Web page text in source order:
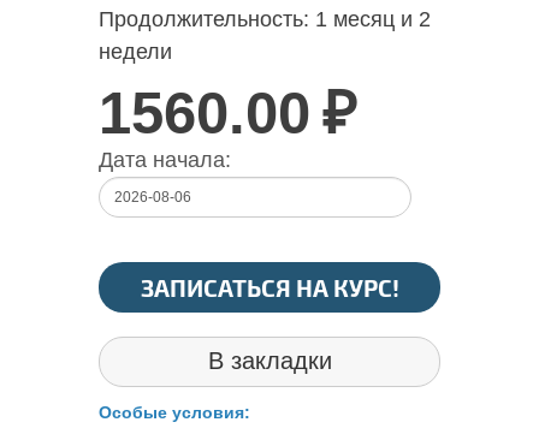
Продолжительность: 1 месяц и 2
недели
1560.00 ₽
Дата начала:
ЗАПИСАТЬСЯ НА КУРС!
В закладки
Особые условия: